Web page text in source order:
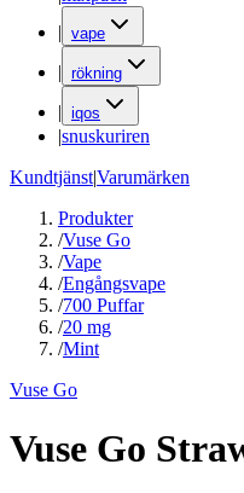
| vape
| rökning
| iqos
|snuskuriren
Kundtjänst|Varumärken
Produkter
/Vuse Go
/Vape
/Engångsvape
/700 Puffar
/20 mg
/Mint
Vuse Go
Vuse Go